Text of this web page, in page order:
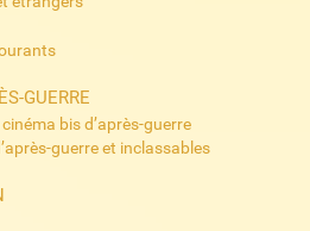
GUERRE
bis d’après-guerre
guerre et inclassables